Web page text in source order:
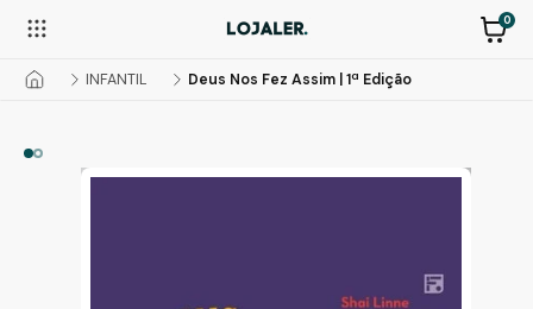
0
INFANTIL Deus Nos Fez Assim | 1ª Edição